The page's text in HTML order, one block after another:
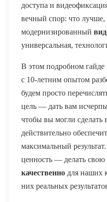
доступа и
вечный спор: что
модернизированный
универсальная,
В этом подробном
с 10-летним опытом
будем просто
цель — дать вам
чтобы вы могли сделать
действительно
максимальный
ценность — делать свою
качественно для наших
них реальных